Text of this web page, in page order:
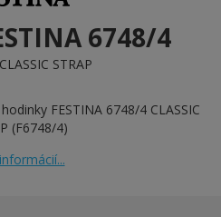
6748/4
CLASSIC STRAP
FESTINA 6748/4 CLASSIC
(F6748/4)